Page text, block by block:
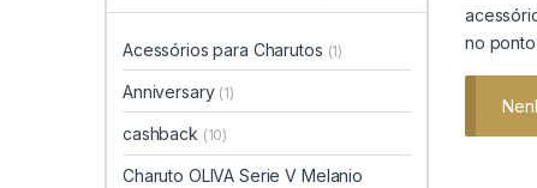
no
Acessórios para Charutos (1)
Anniversary (1)
cashback (10)
Charuto OLIVA Serie V Melanio